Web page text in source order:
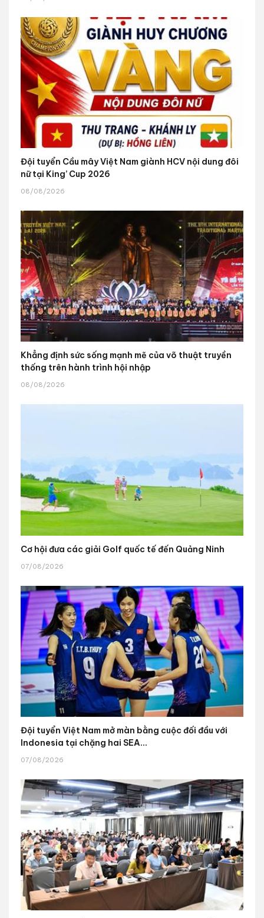
Đội tuyển Cầu mây Việt Nam giành HCV nội dung đôi
nữ tại King’ Cup 2026
08/08/2026
Khẳng định sức sống mạnh mẽ của võ thuật truyền
thống trên hành trình hội nhập
08/08/2026
Cơ hội đưa các giải Golf quốc tế đến Quảng Ninh
07/08/2026
Đội tuyển Việt Nam mở màn bằng cuộc đối đầu với
Indonesia tại chặng hai SEA...
07/08/2026